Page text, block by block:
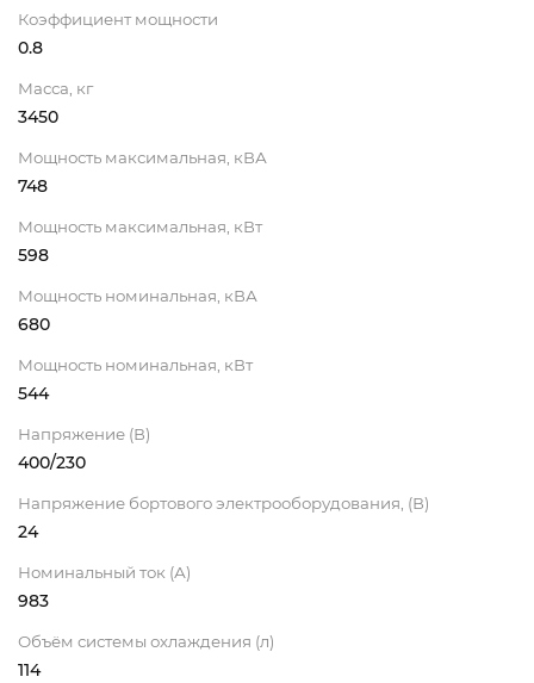
Коэффициент мощности
0.8
Масса, кг
3450
Мощность максимальная, кВА
748
Мощность максимальная, кВт
598
Мощность номинальная, кВА
680
Мощность номинальная, кВт
544
Напряжение (В)
400/230
Напряжение бортового электрооборудования, (В)
24
Номинальный ток (А)
983
Объём системы охлаждения (л)
114